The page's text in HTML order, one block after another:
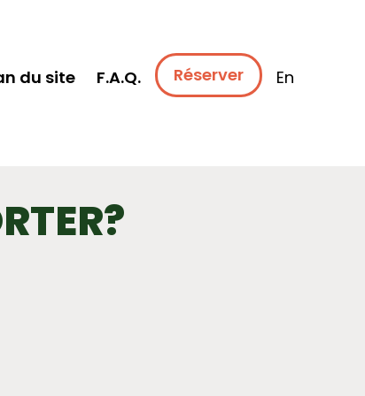
du site F.A.Q. Réserver En